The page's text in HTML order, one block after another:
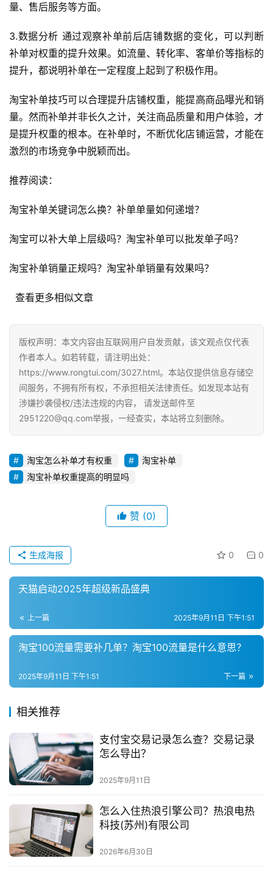
首
页
媒
体
G
E
O
优
化
A
观
运
营
直
播
带
货
引
流
私
域
社
群
答
社
登录 注册
量、售后服务等方面。
3.数据分析 通过观察补单前后店铺数据的变化，可以判断
补单对权重的提升效果。如流量、转化率、客单价等指标的
提升，都说明补单在一定程度上起到了积极作用。
淘宝补单技巧可以合理提升店铺权重，能提高商品曝光和销
量。然而补单并非长久之计，关注商品质量和用户体验，才
是提升权重的根本。在补单时，不断优化店铺运营，才能在
激烈的市场竞争中脱颖而出。
推荐阅读：
淘宝补单关键词怎么换？补单单量如何递增？
淘宝可以补大单上层级吗？淘宝补单可以批发单子吗？
淘宝补单销量正规吗？淘宝补单销量有效果吗？
  查看更多相似文章
版权声明：本文内容由互联网用户自发贡献，该文观点仅代表
作者本人。如若转载，请注明出处：
https://www.rongtui.com/3027.html。本站仅提供信息存储空
间服务，不拥有所有权，不承担相关法律责任。如发现本站有
涉嫌抄袭侵权/违法违规的内容， 请发送邮件至
2951220@qq.com举报，一经查实，本站将立刻删除。
淘宝怎么补单才有权重
淘宝补单
淘宝补单权重提高的明显吗
赞 (0)
0 0
生成海报
天猫启动2025年超级新品盛典
上一篇 2025年9月11日 下午1:51
淘宝100流量需要补几单？淘宝100流量是什么意思？
下一篇
2025年9月11日 下午1:51
相关推荐
支付宝交易记录怎么查？交易记录
怎么导出？
2025年9月11日
怎么入住热浪引擎公司？热浪电热
科技(苏州)有限公司
2026年6月30日